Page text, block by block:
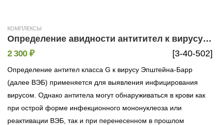
КОМПЛЕКСЫ
Определение авидности антитител к вирусу Эпштейна-Барр (IgG Epstein Barr Virus, капсидный белок)
[3-40-502]
2 300 ₽
Определение антител класса G к вирусу Эпштейна-Барр
(далее ВЭБ) применяется для выявления инфицирования
вирусом. Однако антитела могут обнаруживаться в крови как
при острой форме инфекционного мононуклеоза или
реактивации ВЭБ, так и при перенесенном в прошлом